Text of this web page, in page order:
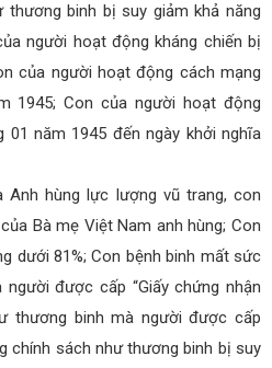
binh bị suy giảm khả năng
người hoạt động kháng chiến bị
của người hoạt động cách mạng
1945; Con của người hoạt động
năm 1945 đến ngày khởi nghĩa
hùng lực lượng vũ trang, con
Bà mẹ Việt Nam anh hùng; Con
dưới 81%; Con bệnh binh mất sức
được cấp “Giấy chứng nhận
thương binh mà người được cấp
chính sách như thương binh bị suy